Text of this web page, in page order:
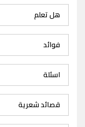
هل تعلم
فوائد
اسئلة
قصائد شعرية